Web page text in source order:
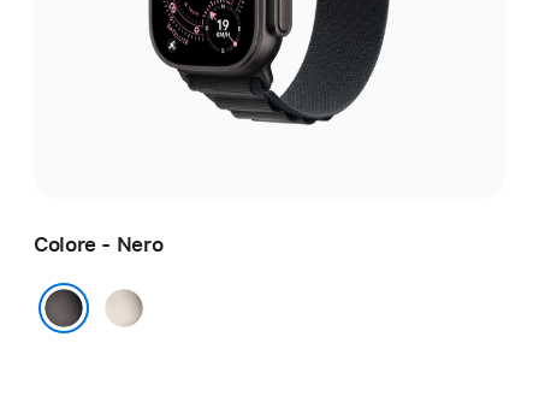
Colore - Nero
Naturale